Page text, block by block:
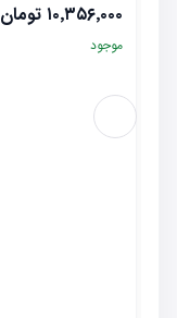
۱۰٬۳۵۶٬۰۰۰ تومان
موجود